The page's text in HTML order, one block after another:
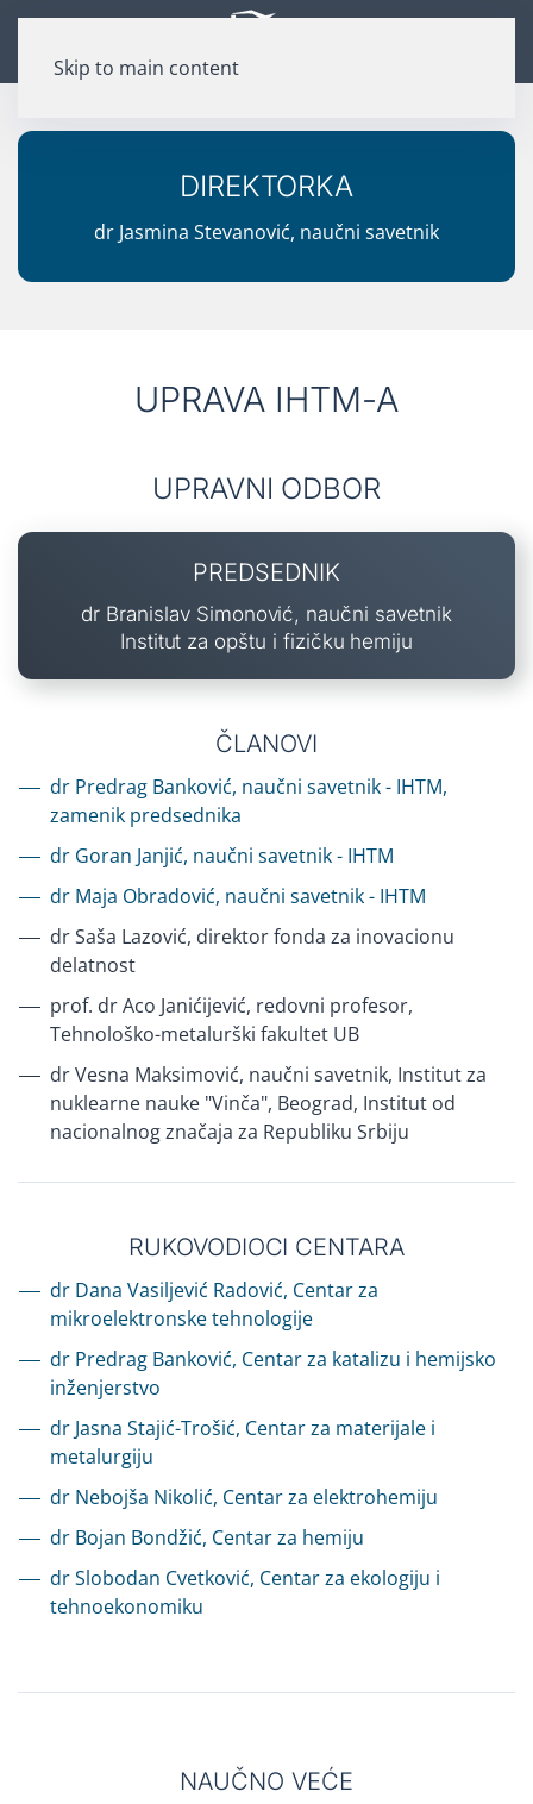
Skip to main content
DIREKTORKA
dr Jasmina Stevanović, naučni savetnik
UPRAVA IHTM-A
UPRAVNI ODBOR
PREDSEDNIK
dr Branislav Simonović, naučni savetnik
Institut za opštu i fizičku hemiju
ČLANOVI
dr Predrag Banković, naučni savetnik - IHTM,
zamenik predsednika
dr Goran Janjić, naučni savetnik - IHTM
dr Maja Obradović, naučni savetnik - IHTM
dr Saša Lazović, direktor fonda za inovacionu
delatnost
prof. dr Aco Janićijević, redovni profesor,
Tehnološko-metalurški fakultet UB
dr Vesna Maksimović, naučni savetnik, Institut za
nuklearne nauke "Vinča", Beograd, Institut od
nacionalnog značaja za Republiku Srbiju
RUKOVODIOCI CENTARA
dr Dana Vasiljević Radović, Centar za
mikroelektronske tehnologije
dr Predrag Banković, Centar za katalizu i hemijsko
inženjerstvo
dr Jasna Stajić-Trošić, Centar za materijale i
metalurgiju
dr Nebojša Nikolić, Centar za elektrohemiju
dr Bojan Bondžić, Centar za hemiju
dr Slobodan Cvetković, Centar za ekologiju i
tehnoekonomiku
NAUČNO VEĆE